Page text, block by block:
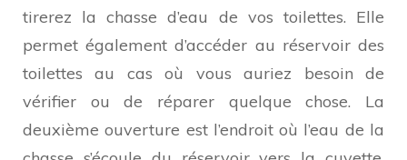
tirerez la chasse d’eau de vos toilettes. Elle
permet également d’accéder au réservoir des
toilettes au cas où vous auriez besoin de
vérifier ou de réparer quelque chose. La
deuxième ouverture est l’endroit où l’eau de la